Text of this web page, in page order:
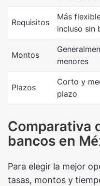
Requisitos
Más
incluso sin
Montos
menores
Plazos
Corto y
plazo
Comparativa
bancos en
Para elegir la mejor
tasas, montos y